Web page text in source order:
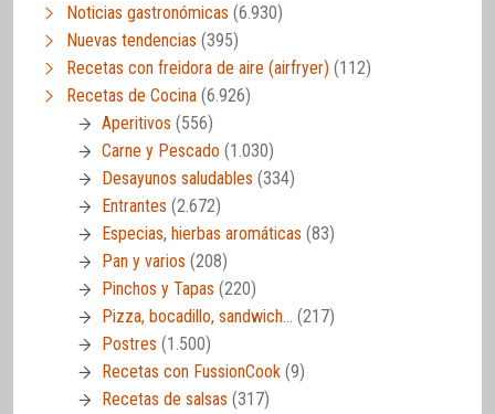
Noticias gastronómicas (6.930)
Nuevas tendencias (395)
Recetas con freidora de aire (airfryer) (112)
Recetas de Cocina (6.926)
Aperitivos (556)
Carne y Pescado (1.030)
Desayunos saludables (334)
Entrantes (2.672)
Especias, hierbas aromáticas (83)
Pan y varios (208)
Pinchos y Tapas (220)
Pizza, bocadillo, sandwich… (217)
Postres (1.500)
Recetas con FussionCook (9)
Recetas de salsas (317)